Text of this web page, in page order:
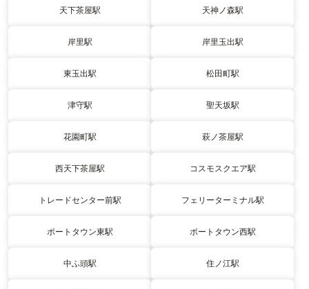
天下茶屋駅 天神ノ森駅
岸里駅 岸里玉出駅
東玉出駅 松田町駅
津守駅 聖天坂駅
花園町駅 萩ノ茶屋駅
西天下茶屋駅 コスモスクエア駅
トレードセンター前駅 フェリーターミナル駅
ポートタウン東駅 ポートタウン西駅
中ふ頭駅 住ノ江駅